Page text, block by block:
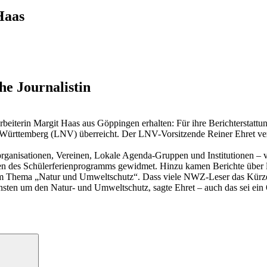
Journalistin
Margit Haas aus Göppingen erhalten: Für ihre
(LNV) überreicht. Der LNV-Vorsitzende Reiner Ehret
Vereinen, Lokale Agenda-Gruppen und Institutionen –
des Schülerferienprogramms gewidmet. Hinzu kamen Berichte
„Natur und Umweltschutz“. Dass viele NWZ-Leser das
um den Natur- und Umweltschutz, sagte Ehret – auch das sei